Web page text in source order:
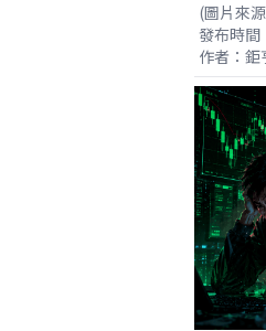
(圖片來
發布時間
作者：鉅